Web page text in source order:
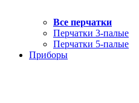
Все перчатки
Перчатки 3-палые
Перчатки 5-палые
Приборы